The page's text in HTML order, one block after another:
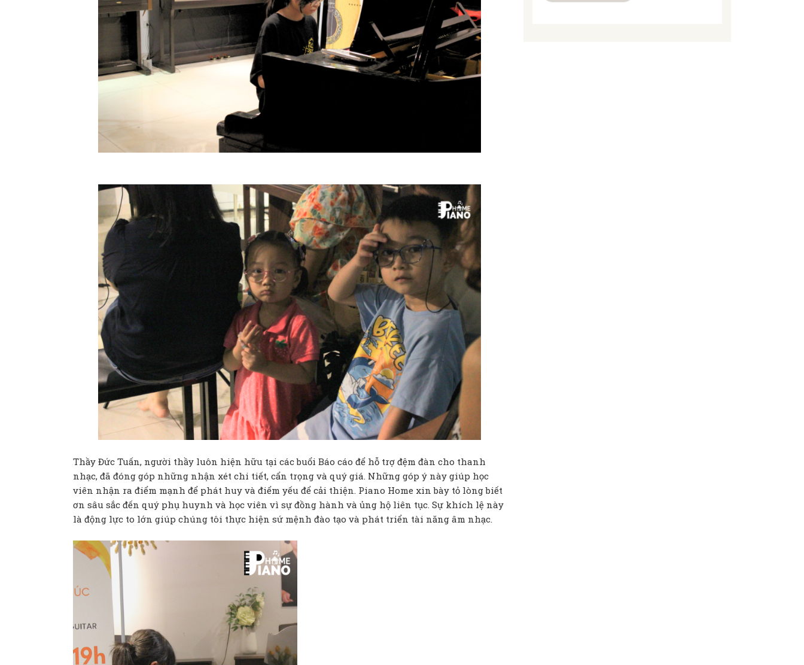
Thầy Đức Tuấn, người thầy luôn hiện hữu tại các buổi Báo cáo để hỗ trợ đệm đàn cho thanh
nhạc, đã đóng góp những nhận xét chi tiết, cẩn trọng và quý giá. Những góp ý này giúp học
viên nhận ra điểm mạnh để phát huy và điểm yếu để cải thiện. Piano Home xin bày tỏ lòng biết
ơn sâu sắc đến quý phụ huynh và học viên vì sự đồng hành và ủng hộ liên tục. Sự khích lệ này
là động lực to lớn giúp chúng tôi thực hiện sứ mệnh đào tạo và phát triển tài năng âm nhạc.